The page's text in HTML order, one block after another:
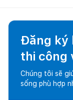
Đăng ký
thi công
Chúng tôi sẽ
sống phù hợp